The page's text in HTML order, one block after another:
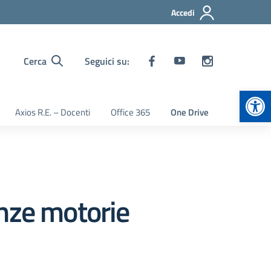
Accedi
Cerca Seguici su:
Axios R.E. – Docenti Office 365 One Drive
motorie